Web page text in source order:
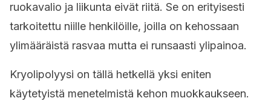
ruokavalio ja liikunta eivät riitä. Se on erityisesti
tarkoitettu niille henkilöille, joilla on kehossaan
ylimääräistä rasvaa mutta ei runsaasti ylipainoa.
Kryolipolyysi on tällä hetkellä yksi eniten
käytetyistä menetelmistä kehon muokkaukseen.